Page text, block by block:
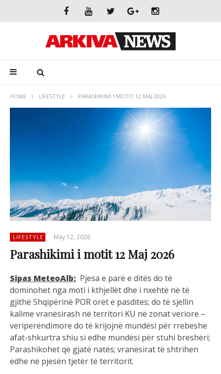
HOME LIFESTYLE PARASHIKIMI I MOTIT 12 MAJ 2026
LIFESTYLE May 12, 2026
Parashikimi i motit 12 Maj 2026
Sipas MeteoAlb: Pjesa e parë e ditës do të
dominohet nga moti i kthjellët dhe i nxehtë në të
gjithë Shqipërinë POR orët e pasdites; do të sjellin
kalime vranësirash në territori KU në zonat veriore –
veriperëndimore do të krijojnë mundësi për rrebeshe
afat-shkurtra shiu si edhe mundësi për stuhi breshëri;
Parashikohet që gjatë natës; vranësirat të shtrihen
edhe në pjesën tjetër të territorit.